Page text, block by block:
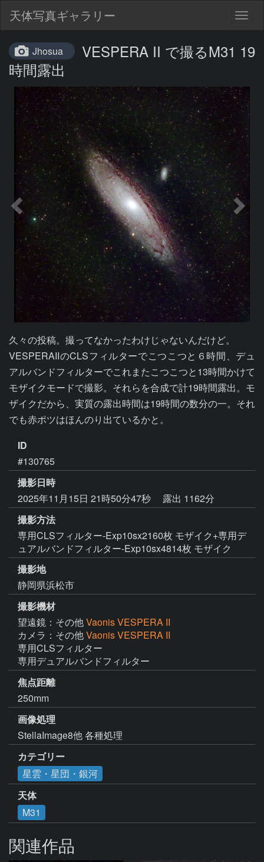
天体写真ギャラリー
Jhosua
VESPERA II で撮るM31 19
時間露出
久々の投稿。撮ってなかったわけじゃないんだけど。
VESPERAIIのCLSフィルターでこつこつと６時間、デュ
アルバンドフィルターでこれまたこつこつと13時間かけて
モザイクモードで撮影。それらを合成で計19時間露出。モ
ザイクだから、実質の露出時間は19時間の数分の一。それ
でも赤ポツはほんのり出ているかと。
ID
#130765
撮影日時
2025年11月15日 21時50分47秒
露出 1162分
撮影方法
専用CLSフィルター-Exp10sx2160枚 モザイク+専用デ
ュアルバンドフィルター-Exp10sx4814枚 モザイク
撮影地
静岡県浜松市
撮影機材
望遠鏡：その他Vaonis VESPERA II
カメラ：その他Vaonis VESPERA II
専用CLSフィルター
専用デュアルバンドフィルター
焦点距離
250mm
画像処理
StellaImage8他 各種処理
カテゴリー
星雲・星団・銀河
天体
M31
関連作品